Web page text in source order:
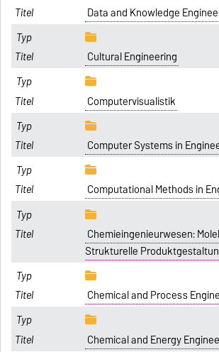
Data and Knowledge
Cultural Engineering
Computervisualistik
Computer Systems in
Computational Methods in
Chemieingenieurwesen:
Strukturelle
Chemical and Process
Chemical and Energy